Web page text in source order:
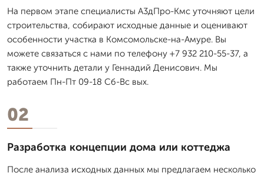
На первом этапе специалисты А3дПро-Кмс уточняют цели
строительства, собирают исходные данные и оценивают
особенности участка в Комсомольске-на-Амуре. Вы
можете связаться с нами по телефону +7 932 210-55-37, а
также уточнить детали у Геннадий Денисович. Мы
работаем Пн-Пт 09-18 Сб-Вс вых.
02
Разработка концепции дома или коттеджа
После анализа исходных данных мы предлагаем несколько